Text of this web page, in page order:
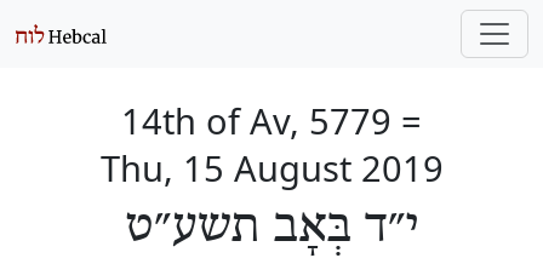
14th of Av, 5779 =
Thu, 15 August 2019
י״ד בְּאָב תשע״ט